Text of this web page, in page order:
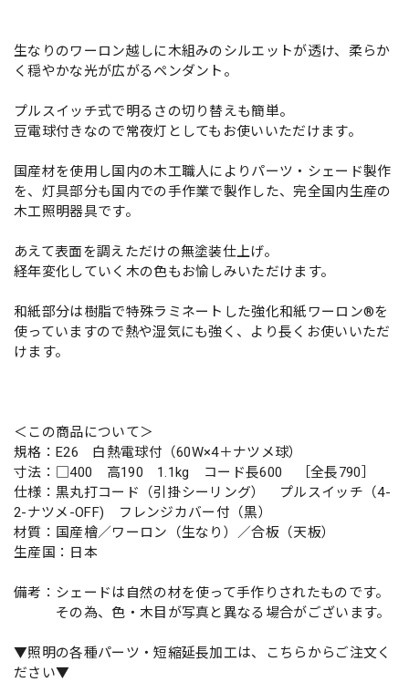
生なりのワーロン越しに木組みのシルエットが透け、柔らか
く穏やかな光が広がるペンダント。
プルスイッチ式で明るさの切り替えも簡単。
豆電球付きなので常夜灯としてもお使いいただけます。
国産材を使用し国内の木工職人によりパーツ・シェード製作
を、灯具部分も国内での手作業で製作した、完全国内生産の
木工照明器具です。
あえて表面を調えただけの無塗装仕上げ。
経年変化していく木の色もお愉しみいただけます。
和紙部分は樹脂で特殊ラミネートした強化和紙ワーロン®を
使っていますので熱や湿気にも強く、より長くお使いいただ
けます。
＜この商品について＞
規格：E26 白熱電球付（60W×4＋ナツメ球）
寸法：□400 高190 1.1kg コード長600 ［全長790］
仕様：黒丸打コード（引掛シーリング） プルスイッチ（4-
2-ナツメ-OFF) フレンジカバー付（黒）
材質：国産檜／ワーロン（生なり）／合板（天板）
生産国：日本
備考：シェードは自然の材を使って手作りされたものです。
その為、色・木目が写真と異なる場合がございます。
▼照明の各種パーツ・短縮延長加工は、こちらからご注文く
ださい▼